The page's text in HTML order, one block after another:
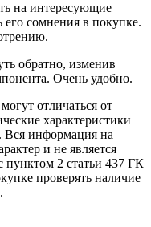
на интересующие
его сомнения в покупке.
обратно, изменив
Очень удобно.
отличаться от
характеристики
Вся информация на
и не является
пунктом 2 статьи 437 ГК
проверять наличие